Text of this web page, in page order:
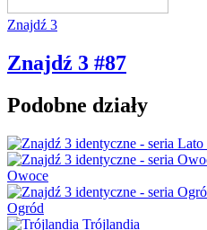
Znajdź 3
Znajdź 3 #87
Podobne działy
Owoce
Ogród
Trójlandia